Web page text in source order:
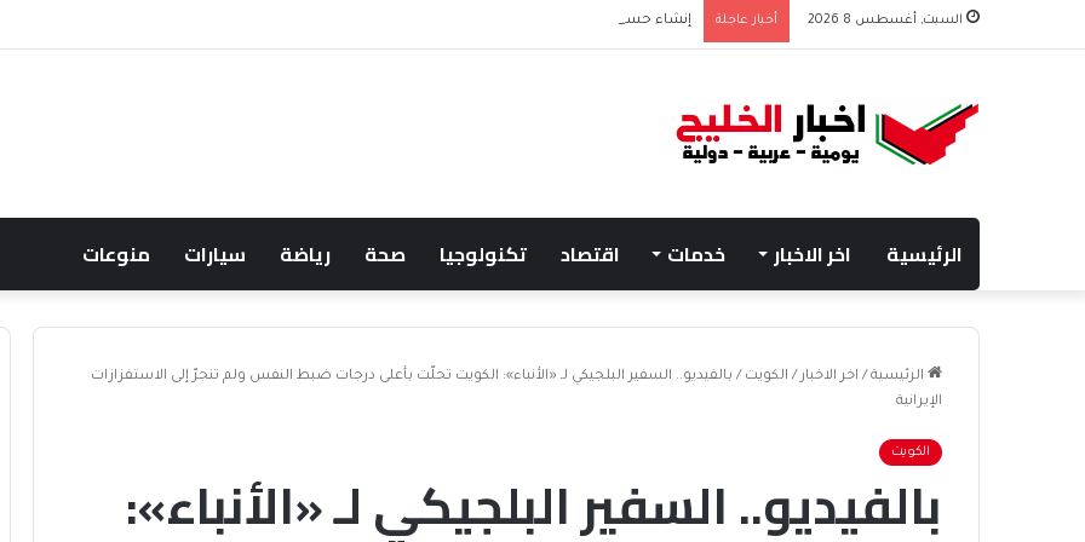
السبت, أغسطس 8 2026 أخبار عاجلة إنشاء حساب في منصة مدرستي | طريقة التسجيل لأول مرة
الرئيسية اخر الاخبار خدمات اقتصاد تكنولوجيا صحة رياضة سيارات منوعات
الرئيسية / اخر الاخبار / الكويت / بالفيديو.. السفير البلجيكي لـ «الأنباء»: الكويت تحلّت بأعلى درجات ضبط النفس ولم تنجرّ إلى الاستفزازات
الإيرانية
الكويت
بالفيديو.. السفير البلجيكي لـ «الأنباء»: